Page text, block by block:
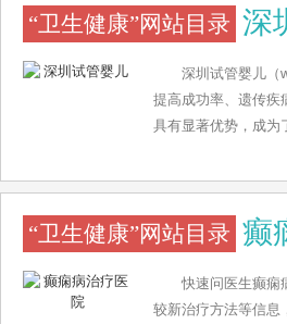
7月28日被中国奥委
复旦大学医院管理研
院专科声誉排行榜
布为首批肿瘤多学科
排行榜》发布，北京
的现代化综合三级
早承担高干保健和外
雄厚、特色专科突出
布的“中国医院排行
办。建院之初，就
奋、奉献”的协和精
“卫生健康”网站目录 深
深圳试管婴儿（
提高成功率、遗传疾
具有显著优势，成为
试管婴儿的费用及
“卫生健康”网站目录 癫
快速问医生癫痫
较新治疗方法等信息